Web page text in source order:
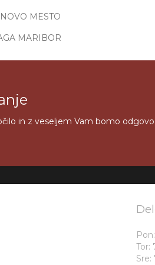
MESTO
MARIBOR
in z veseljem Vam bomo
Tor:
Sre: